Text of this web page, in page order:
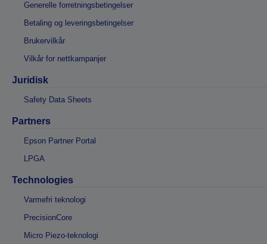
Generelle forretningsbetingelser
Betaling og leveringsbetingelser
Brukervilkår
Vilkår for nettkampanjer
Juridisk
Safety Data Sheets
Partners
Epson Partner Portal
LPGA
Technologies
Varmefri teknologi
PrecisionCore
Micro Piezo-teknologi